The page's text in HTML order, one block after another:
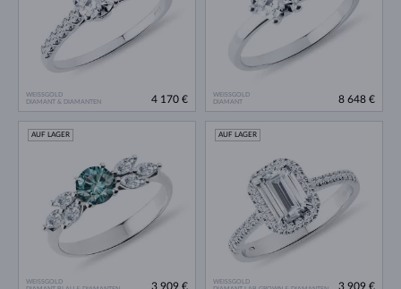
WEISSGOLD
DIAMANT & DIAMANTEN
4 170 €
WEISSGOLD
DIAMANT
8 648 €
WEISSGOLD
AUF LAGER
3 909 €
WEISSGOLD
AUF LAGER
3 909 €